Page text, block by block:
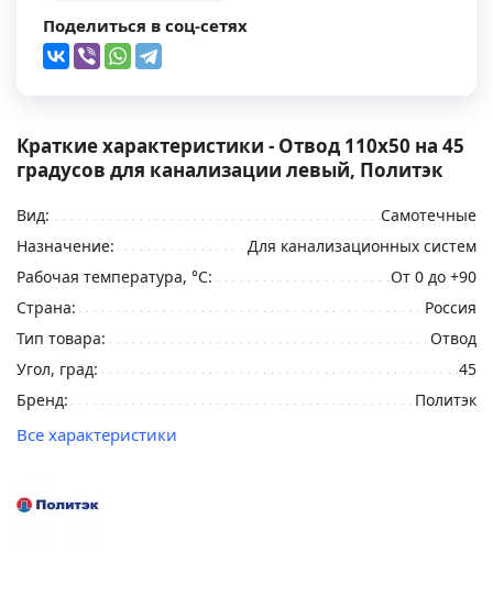
Поделиться в соц-сетях
Краткие характеристики - Отвод 110х50 на 45
градусов для канализации левый, Политэк
Вид:
Самотечные
Назначение:
Для канализационных систем
Рабочая температура, °С:
От 0 до +90
Страна:
Россия
Тип товара:
Отвод
Угол, град:
45
Бренд:
Политэк
Все характеристики